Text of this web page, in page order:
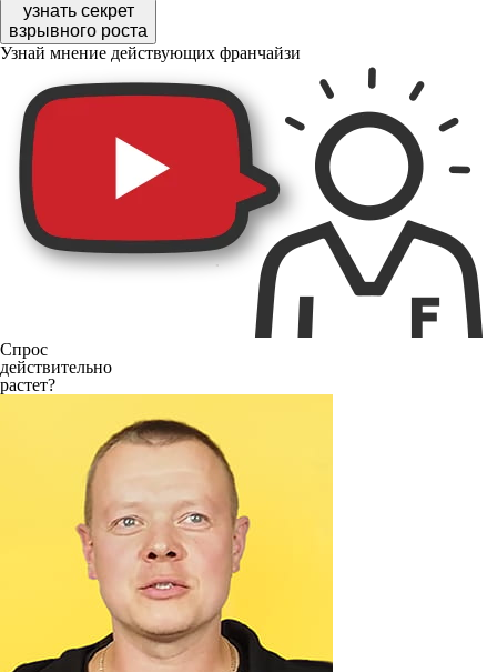
узнать секрет
взрывного роста
Узнай мнение действующих франчайзи
Спрос
действительно
растет?